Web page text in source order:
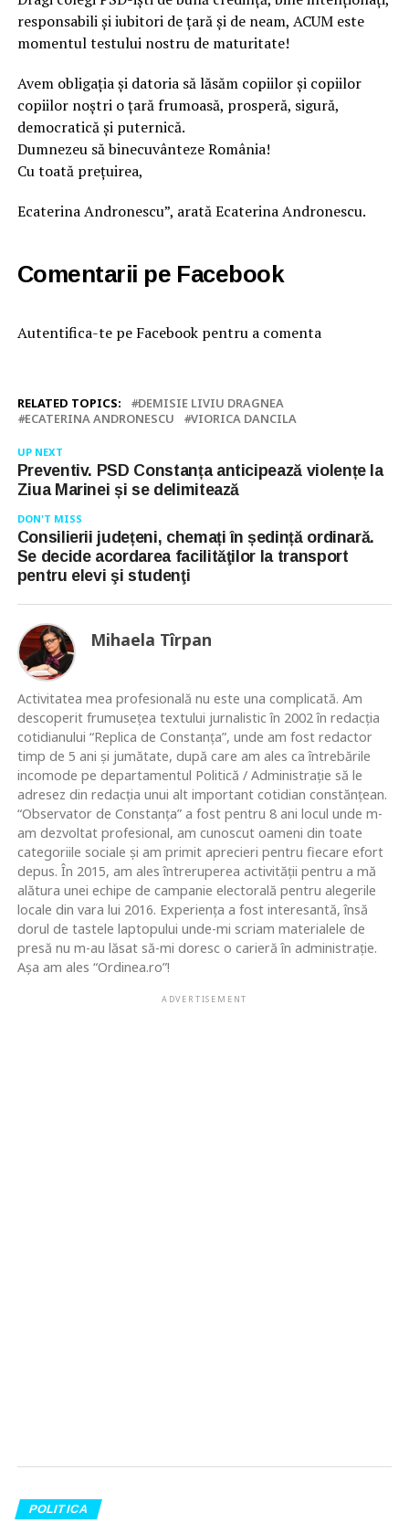
responsabili și iubitori de țară și de neam, ACUM este
momentul testului nostru de maturitate!
Avem obligația și datoria să lăsăm copiilor și copiilor
copiilor noștri o țară frumoasă, prosperă, sigură,
democratică și puternică.
Dumnezeu să binecuvânteze România!
Cu toată prețuirea,
Ecaterina Andronescu”, arată Ecaterina Andronescu.
Comentarii pe Facebook
Autentifica-te pe Facebook pentru a comenta
RELATED TOPICS:
DEMISIE LIVIU DRAGNEA
ECATERINA ANDRONESCU
VIORICA DANCILA
UP NEXT
Preventiv. PSD Constanța anticipează violențe la
Ziua Marinei și se delimitează
DON'T MISS
Consilierii județeni, chemați în ședință ordinară.
Se decide acordarea facilităţilor la transport
pentru elevi şi studenţi
Mihaela Tîrpan
Activitatea mea profesională nu este una complicată. Am
descoperit frumusețea textului jurnalistic în 2002 în redacția
cotidianului “Replica de Constanța”, unde am fost redactor
timp de 5 ani și jumătate, după care am ales ca întrebările
incomode pe departamentul Politică / Administrație să le
adresez din redacția unui alt important cotidian constănțean.
“Observator de Constanța” a fost pentru 8 ani locul unde m-
am dezvoltat profesional, am cunoscut oameni din toate
categoriile sociale și am primit aprecieri pentru fiecare efort
depus. În 2015, am ales întreruperea activității pentru a mă
alătura unei echipe de campanie electorală pentru alegerile
locale din vara lui 2016. Experiența a fost interesantă, însă
dorul de tastele laptopului unde-mi scriam materialele de
presă nu m-au lăsat să-mi doresc o carieră în administrație.
Așa am ales “Ordinea.ro”!
ADVERTISEMENT
POLITICA